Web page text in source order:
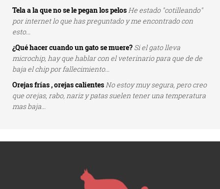
Tela a la que no se le pegan los pelosHe estado "cotilleando"
por internet lo que has preguntado y me encontrado con
esto...
¿Qué hacer cuando un gato se muere? Si el gato lleva
microchip, hay que hablar con el veterinario para que de de
baja el chip por fallecimiento...
Orejas frías , orejas calientesNo estoy muy segura, pero creo
que orejas, rabo, nariz y patas suelen tener una temperatura
mas baja...